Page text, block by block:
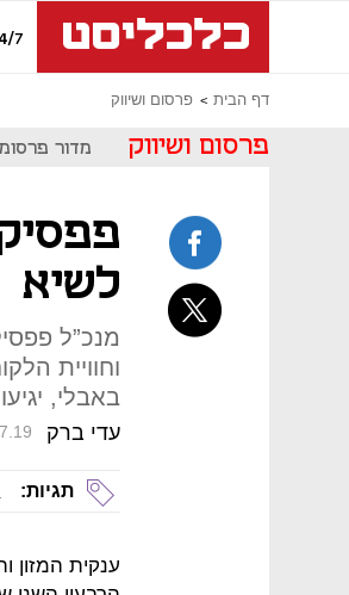
7
דף הבית פרסום ושיווק
פרסום ושיווק מדור
לשיא
מנכ”ל
וחוויית
באבלי,
עדי ברק
תגיות:
ענקית המזון